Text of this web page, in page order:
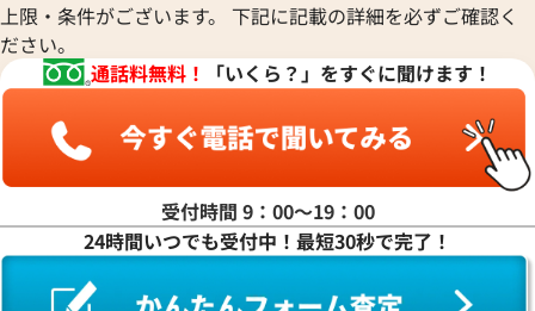
上限・条件がございます。 下記に記載の詳細を必ずご確認く
ださい。
通話料無料！
「いくら？」をすぐに聞けます！
受付時間 9：00〜19：00
24時間いつでも受付中！最短30秒で完了！